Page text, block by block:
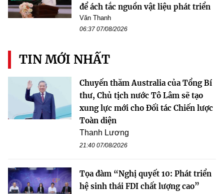
để ách tắc nguồn vật liệu phát triển
Văn Thanh
06:37 07/08/2026
TIN MỚI NHẤT
Chuyến thăm Australia của Tổng Bí
thư, Chủ tịch nước Tô Lâm sẽ tạo
xung lực mới cho Đối tác Chiến lược
Toàn diện
Thanh Lương
21:40 07/08/2026
Tọa đàm “Nghị quyết 10: Phát triển
hệ sinh thái FDI chất lượng cao”